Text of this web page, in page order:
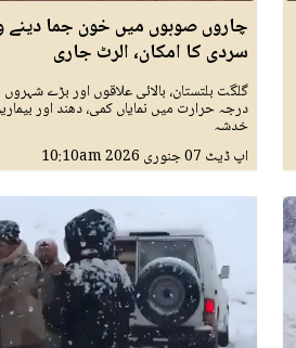
چاروں صوبوں میں خون جما دینے
سردی کا امکان، الرٹ جاری
گلگت بلتستان، بالائی علاقوں اور بڑے
درجہ حرارت میں نمایاں کمی، دھند اور
خدشہ
اپ ڈیٹ 07 جنوری 2026 10:10am